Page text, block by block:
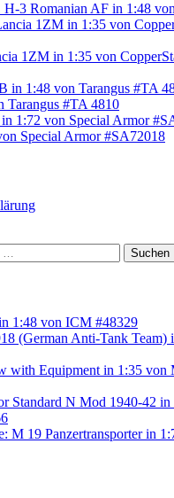
H-3 Romanian AF in 1:48
1ZM in 1:35 von
Tarangus #TA 4810
Special Armor #SA72018
Suchen
1:48 von ICM #48329
(German Anti-Tank Team)
with Equipment in 1:35
Standard N Mod 1940-42 in
M 19 Panzertransporter in